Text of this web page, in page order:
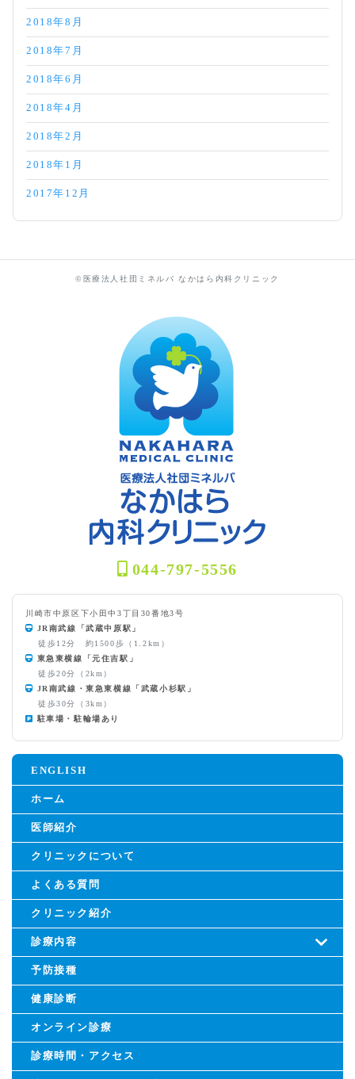
044-797-5556
川崎市中原区下小田中3丁目30番地3号
JR南武線「武蔵中原駅」
徒歩12分 約1500歩（1.2km）
東急東横線「元住吉駅」
徒歩20分（2km）
JR南武線・東急東横線「武蔵小杉駅」
徒歩30分（3km）
駐車場・駐輪場あり
ENGLISH
ホーム
医師紹介
クリニックについて
よくある質問
クリニック紹介
診療内容
予防接種
健康診断
オンライン診療
診療時間・アクセス
2018年8月
2018年7月
2018年6月
2018年4月
2018年2月
2018年1月
2017年12月
©医療法人社団ミネルバ なかはら内科クリニック